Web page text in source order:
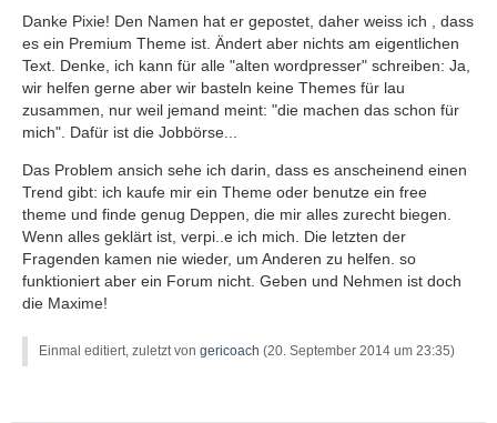
Danke Pixie! Den Namen hat er gepostet, daher weiss ich , dass
es ein Premium Theme ist. Ändert aber nichts am eigentlichen
Text. Denke, ich kann für alle "alten wordpresser" schreiben: Ja,
wir helfen gerne aber wir basteln keine Themes für lau
zusammen, nur weil jemand meint: "die machen das schon für
mich". Dafür ist die Jobbörse...
Das Problem ansich sehe ich darin, dass es anscheinend einen
Trend gibt: ich kaufe mir ein Theme oder benutze ein free
theme und finde genug Deppen, die mir alles zurecht biegen.
Wenn alles geklärt ist, verpi..e ich mich. Die letzten der
Fragenden kamen nie wieder, um Anderen zu helfen. so
funktioniert aber ein Forum nicht. Geben und Nehmen ist doch
die Maxime!
Einmal editiert, zuletzt von gericoach (20. September 2014 um 23:35)